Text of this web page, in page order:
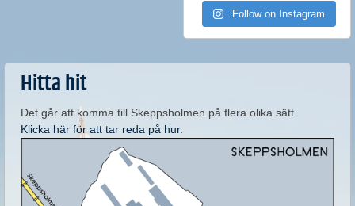
Follow on Instagram
Hitta hit
Det går att komma till Skeppsholmen på flera olika sätt.
Klicka här för att tar reda på hur.